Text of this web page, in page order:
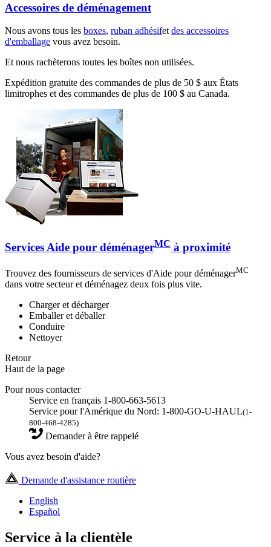
Accessoires de déménagement
Nous avons tous les boxes, ruban adhésifetdes accessoires
d'emballage vous avez besoin.
Et nous rachèterons toutes les boîtes non utilisées.
Expédition gratuite des commandes de plus de 50 $ aux États
limitrophes et des commandes de plus de 100 $ au Canada.
Services Aide pour déménagerMC à proximité
Trouvez des fournisseurs de services d'Aide pour déménagerMC
dans votre secteur et déménagez deux fois plus vite.
Charger et décharger
Emballer et déballer
Conduire
Nettoyer
Retour
Haut de la page
Pour nous contacter
Service en français 1-800-663-5613
Service pour l'Amérique du Nord: 1-800-GO-U-HAUL(1-
800-468-4285)
Demander à être rappelé
Vous avez besoin d'aide?
Demande d'assistance routière
English
Español
Service à la clientèle